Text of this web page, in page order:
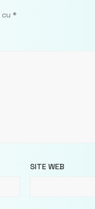
*
SITE WEB